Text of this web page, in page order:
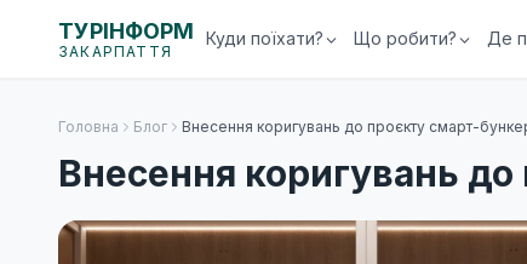
ТУРІНФОРМ
ЗАКАРПАТТЯ
Куди поїхати? Що робити? Де
Головна Блог Внесення коригувань до проєкту смарт-
Внесення коригувань